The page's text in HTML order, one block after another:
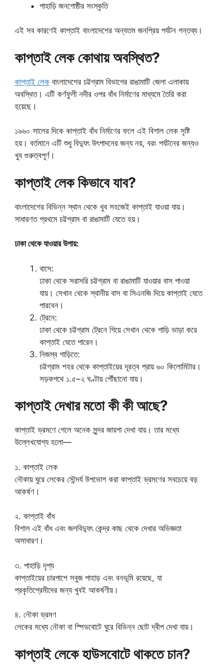
পাহাড়ি জনগোষ্ঠীর সংস্কৃতি
এই সব কারণেই কাপ্তাই বাংলাদেশের অন্যতম জনপ্রিয় পর্যটন গন্তব্য।
কাপ্তাই লেক কোথায় অবস্থিত?
কাপ্তাই লেক বাংলাদেশের চট্টগ্রাম বিভাগের রাঙামাটি জেলা এলাকায়
অবস্থিত। এটি কর্ণফুলী নদীর ওপর বাঁধ নির্মাণের মাধ্যমে তৈরি করা
হয়েছে।
১৯৬০ সালের দিকে কাপ্তাই বাঁধ নির্মাণের ফলে এই বিশাল লেক সৃষ্টি
হয়। বর্তমানে এটি শুধু বিদ্যুৎ উৎপাদনের জন্য নয়, বরং পর্যটনের জন্যও
খুব গুরুত্বপূর্ণ।
কাপ্তাই লেক কিভাবে যাব?
বাংলাদেশের বিভিন্ন স্থান থেকে খুব সহজেই কাপ্তাই যাওয়া যায়।
সাধারণত প্রথমে চট্টগ্রাম বা রাঙামাটি যেতে হয়।
ঢাকা থেকে যাওয়ার উপায়:
বাসে:
ঢাকা থেকে সরাসরি চট্টগ্রাম বা রাঙামাটি যাওয়ার বাস পাওয়া
যায়। সেখান থেকে স্থানীয় বাস বা সিএনজি দিয়ে কাপ্তাই যেতে
পারবেন।
ট্রেনে:
ঢাকা থেকে চট্টগ্রাম ট্রেনে গিয়ে সেখান থেকে গাড়ি ভাড়া করে
কাপ্তাই যেতে পারেন।
নিজস্ব গাড়িতে:
চট্টগ্রাম শহর থেকে কাপ্তাইয়ের দূরত্ব প্রায় ৬০ কিলোমিটার।
সড়কপথে ১.৫–২ ঘণ্টায় পৌঁছানো যায়।
কাপ্তাই দেখার মতো কী কী আছে?
কাপ্তাই ভ্রমণে গেলে অনেক সুন্দর জায়গা দেখা যায়। তার মধ্যে
উল্লেখযোগ্য হলো—
১. কাপ্তাই লেক
নৌকায় ঘুরে লেকের সৌন্দর্য উপভোগ করা কাপ্তাই ভ্রমণের সবচেয়ে বড়
আকর্ষণ।
২. কাপ্তাই বাঁধ
বিশাল এই বাঁধ এবং জলবিদ্যুৎ কেন্দ্র কাছ থেকে দেখার অভিজ্ঞতা
অসাধারণ।
৩. পাহাড়ি দৃশ্য
কাপ্তাইয়ের চারপাশে সবুজ পাহাড় এবং বনভূমি রয়েছে, যা
প্রকৃতিপ্রেমীদের জন্য খুবই আকর্ষণীয়।
৪. নৌকা ভ্রমণ
লেকের মধ্যে নৌকা বা স্পিডবোটে ঘুরে বিভিন্ন ছোট দ্বীপ দেখা যায়।
কাপ্তাই লেকে হাউসবোটে থাকতে চান?